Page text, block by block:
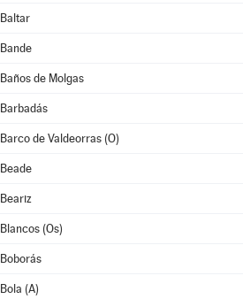
Baltar
Bande
Baños de Molgas
Barbadás
Barco de Valdeorras (O)
Beade
Beariz
Blancos (Os)
Boborás
Bola (A)